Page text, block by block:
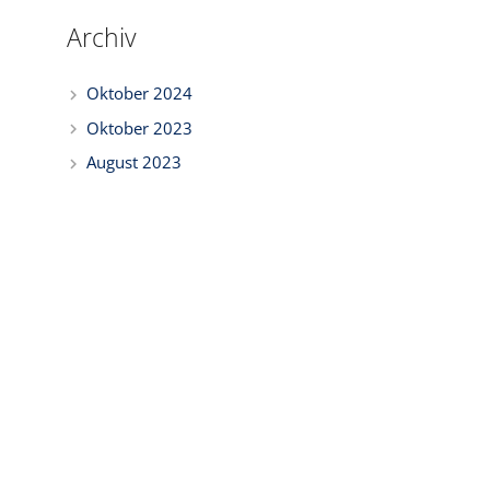
Archiv
Oktober 2024
Oktober 2023
August 2023